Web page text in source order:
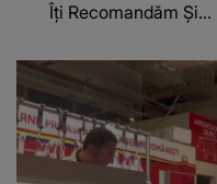
Îți Recomandăm Și...